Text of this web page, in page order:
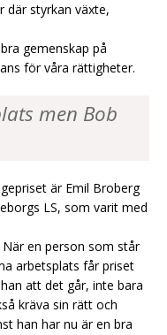
där styrkan växte,
gemenskap på
för våra rättigheter.
men Bob
är Emil Broberg
LS, som varit med
en person som står
arbetsplats får priset
att det går, inte bara
kräva sin rätt och
han har nu är en bra